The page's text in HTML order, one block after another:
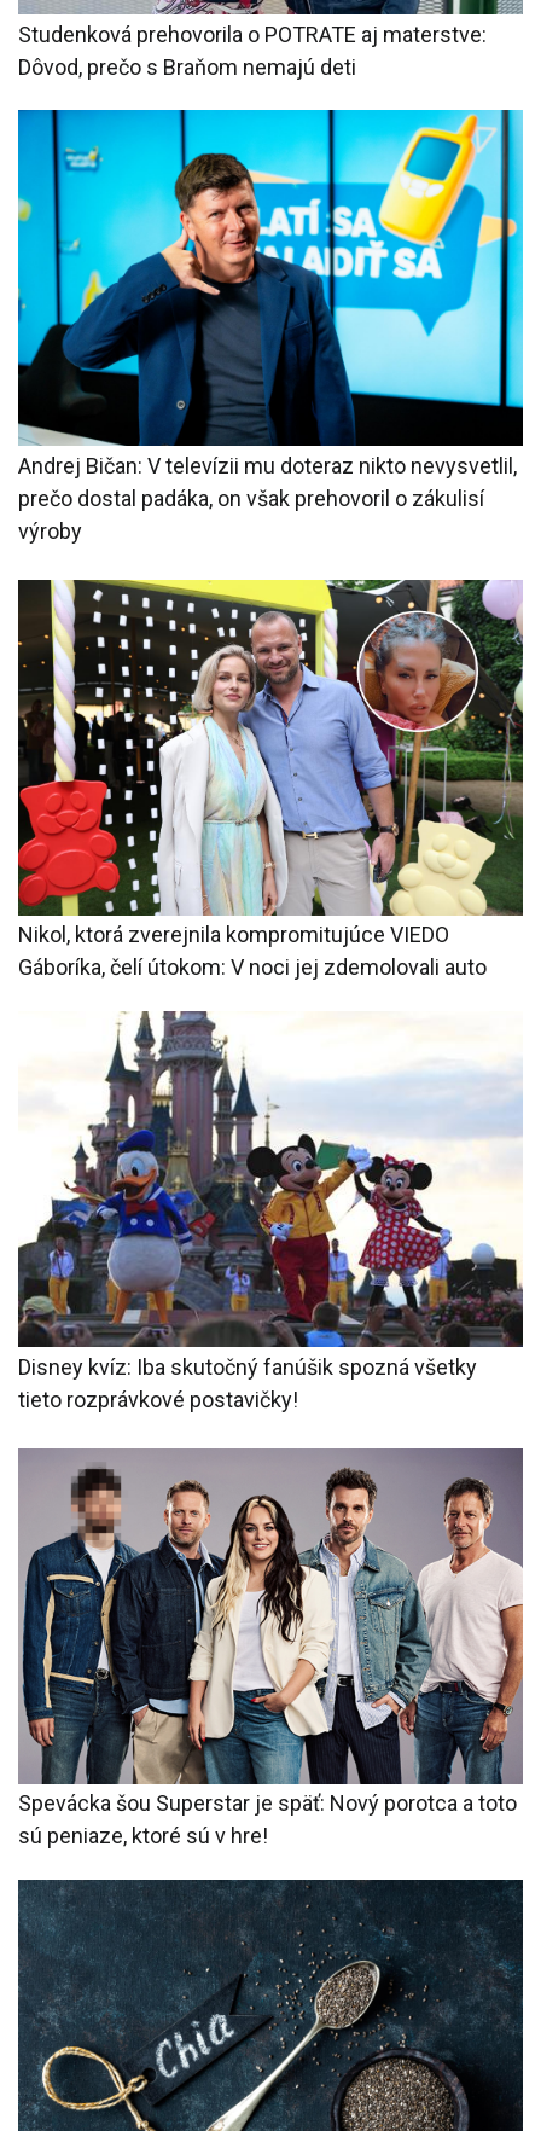
Studenková prehovorila o POTRATE aj materstve:
Dôvod, prečo s Braňom nemajú deti
Andrej Bičan: V televízii mu doteraz nikto nevysvetlil,
prečo dostal padáka, on však prehovoril o zákulisí
výroby
Nikol, ktorá zverejnila kompromitujúce VIEDO
Gáboríka, čelí útokom: V noci jej zdemolovali auto
Disney kvíz: Iba skutočný fanúšik spozná všetky
tieto rozprávkové postavičky!
Spevácka šou Superstar je späť: Nový porotca a toto
sú peniaze, ktoré sú v hre!